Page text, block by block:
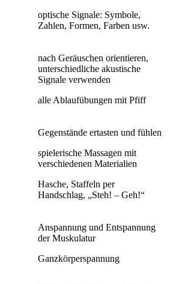
optische Signale: Symbole,
Zahlen, Formen, Farben usw.
nach Geräuschen orientieren,
unterschiedliche akustische
Signale verwenden
alle Ablaufübungen mit Pfiff
Gegenstände ertasten und fühlen
spielerische Massagen mit
verschiedenen Materialien
Hasche, Staffeln per
Handschlag, „Steh! – Geh!“
Anspannung und Entspannung
der Muskulatur
Ganzkörperspannung